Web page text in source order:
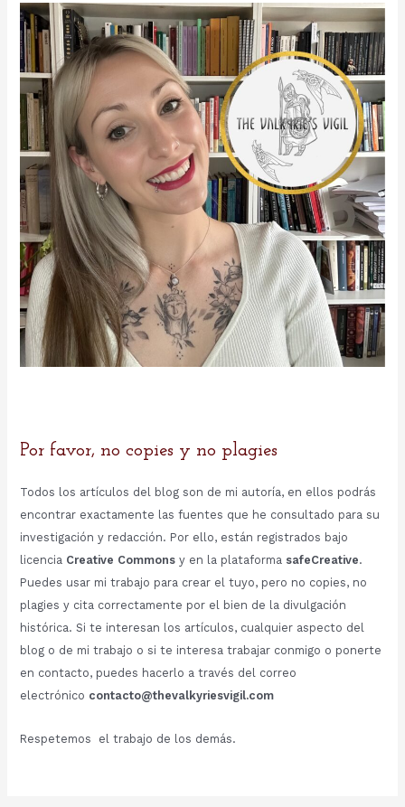
r
p
o
r
:
Por favor, no copies y no plagies
Todos los artículos del blog son de mi autoría, en ellos podrás
encontrar exactamente las fuentes que he consultado para su
investigación y redacción. Por ello, están registrados bajo
licencia Creative Commonsy en la plataforma safeCreative.
Puedes usar mi trabajo para crear el tuyo, pero no copies, no
plagies y cita correctamente por el bien de la divulgación
histórica. Si te interesan los artículos, cualquier aspecto del
blog o de mi trabajo o si te interesa trabajar conmigo o ponerte
en contacto, puedes hacerlo a través del correo
electrónico contacto@thevalkyriesvigil.com
Respetemos el trabajo de los demás.